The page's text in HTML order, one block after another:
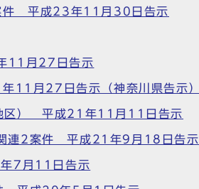
件 平成23年11月30日告示
11月27日告示
11月27日告示（神奈川県告示）
区） 平成21年11月11日告示
関連2案件 平成21年9月18日告示
7月11日告示